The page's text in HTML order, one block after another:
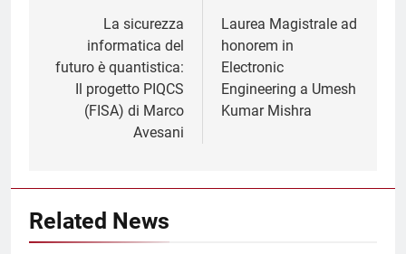
La sicurezza
informatica del
futuro è quantistica:
Il progetto PIQCS
(FISA) di Marco
Avesani
Laurea Magistrale ad
honorem in
Electronic
Engineering a Umesh
Kumar Mishra
Related News